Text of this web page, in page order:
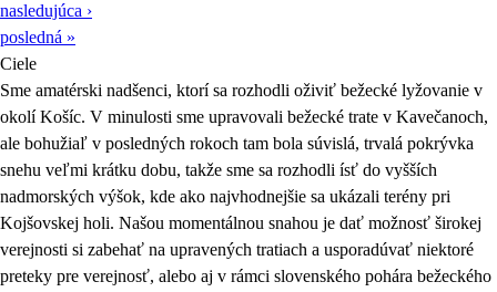
nasledujúca ›
posledná »
Ciele
Sme amatérski nadšenci, ktorí sa rozhodli oživiť bežecké lyžovanie v
okolí Košíc. V minulosti sme upravovali bežecké trate v Kavečanoch,
ale bohužiaľ v posledných rokoch tam bola súvislá, trvalá pokrývka
snehu veľmi krátku dobu, takže sme sa rozhodli ísť do vyšších
nadmorských výšok, kde ako najvhodnejšie sa ukázali terény pri
Kojšovskej holi. Našou momentálnou snahou je dať možnosť širokej
verejnosti si zabehať na upravených tratiach a usporadúvať niektoré
preteky pre verejnosť, alebo aj v rámci slovenského pohára bežeckého